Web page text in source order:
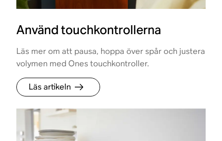
Använd touchkontrollerna
Läs mer om att pausa, hoppa över spår och justera
volymen med Ones touchkontroller.
Läs artikeln